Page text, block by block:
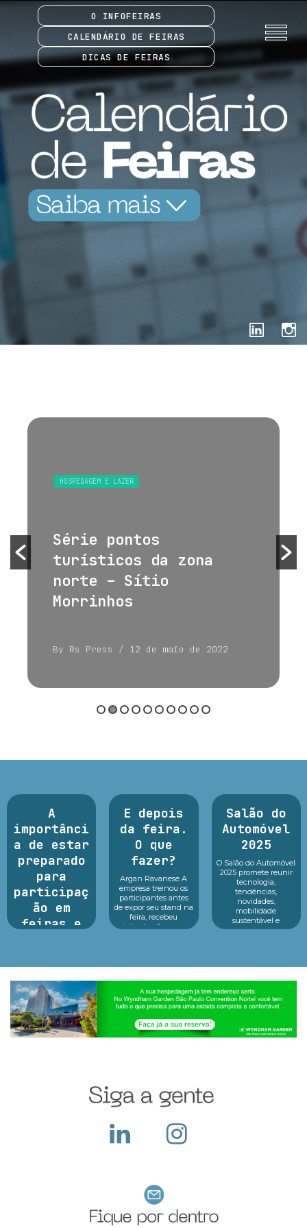
O INFOFEIRAS
CALENDÁRIO DE FEIRAS
DICAS DE FEIRAS
HOSPEDAGEM E LAZER
Série pontos
turísticos da zona
norte – Sítio
Morrinhos
By Rs Press / 12 de maio de 2022
A
importânci
a de estar
preparado
para
participaç
ão em
feiras e
Sabemos que
feira com exposição
exige um alto
investimento pois
além do custo com o
local, a empresa deve
construir seu sta...
E depois
da feira.
O que
fazer?
Argan Ravanese A
empresa treinou os
participantes antes
de expor seu stand na
feira, recebeu
visitantes, fez o seu
Salão do
Automóvel
2025
O Salão do Automóvel
2025 promete reunir
tecnologia,
tendências,
novidades,
mobilidade
sustentável e
inovação em um só